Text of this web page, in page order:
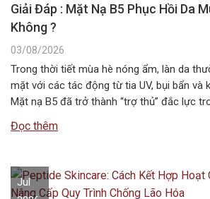
Giải Đáp : Mặt Nạ B5 Phục Hồi Da
Không ?
03/08/2026
Trong thời tiết mùa hè nóng ẩm, làn da
mặt với các tác động từ tia UV, bụi bẩn và
Mặt nạ B5 đã trở thành “trợ thủ” đắc lực
Đọc thêm
Jul